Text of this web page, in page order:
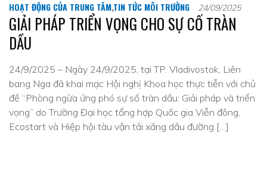
HOẠT ĐỘNG CỦA TRUNG TÂM,TIN TỨC MÔI TRƯỜNG 24/09/2025
GIẢI PHÁP TRIỂN VỌNG CHO SỰ CỐ TRÀN
DẦU
24/9/2025 – Ngày 24/9/2025, tại TP. Vladivostok, Liên
bang Nga đã khai mạc Hội nghị Khoa học thực tiễn với chủ
đề “Phòng ngừa ứng phó sự số tràn dầu: Giải pháp và triển
vọng” do Trường Đại học tổng hợp Quốc gia Viễn đông,
Ecostart và Hiệp hội tàu vận tải xăng dầu đường […]